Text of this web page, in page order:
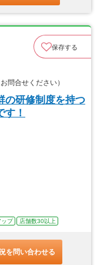
保存する
合せください）
の研修制度を持つ
！
ップ 店舗数30以上
を問い合わせる